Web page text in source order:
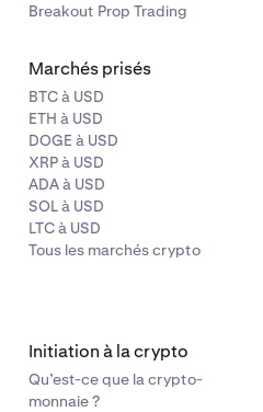
Breakout Prop Trading
Marchés prisés
BTC à USD
ETH à USD
DOGE à USD
XRP à USD
ADA à USD
SOL à USD
LTC à USD
Tous les marchés crypto
Initiation à la crypto
Qu’est-ce que la crypto-
monnaie ?